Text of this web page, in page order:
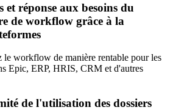
et réponse aux besoins du
de workflow grâce à la
le workflow de manière rentable pour les
Epic, ERP, HRIS, CRM et d'autres
de l'utilisation des dossiers